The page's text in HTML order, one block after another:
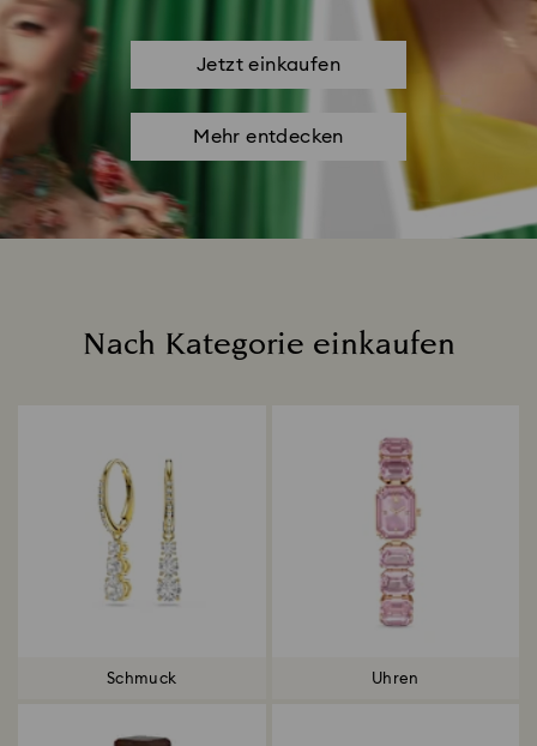
Jetzt einkaufen
Mehr entdecken
Nach Kategorie einkaufen
Schmuck Uhren